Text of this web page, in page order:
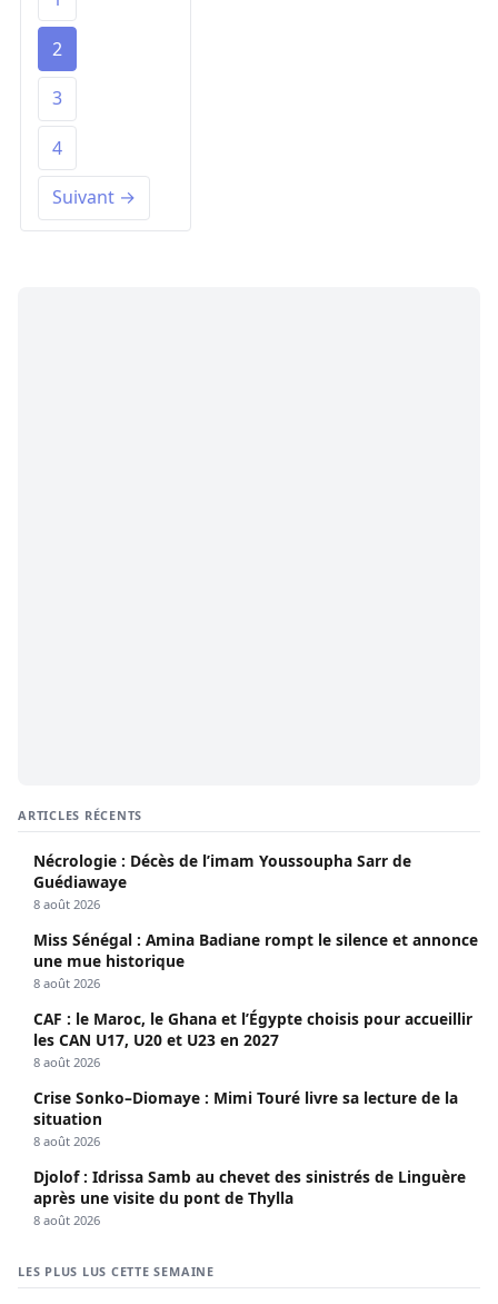
2
3
4
Suivant →
ARTICLES RÉCENTS
Nécrologie : Décès de l’imam Youssoupha Sarr de
Guédiawaye
8 août 2026
Miss Sénégal : Amina Badiane rompt le silence et annonce
une mue historique
8 août 2026
CAF : le Maroc, le Ghana et l’Égypte choisis pour accueillir
les CAN U17, U20 et U23 en 2027
8 août 2026
Crise Sonko–Diomaye : Mimi Touré livre sa lecture de la
situation
8 août 2026
Djolof : Idrissa Samb au chevet des sinistrés de Linguère
après une visite du pont de Thylla
8 août 2026
LES PLUS LUS CETTE SEMAINE